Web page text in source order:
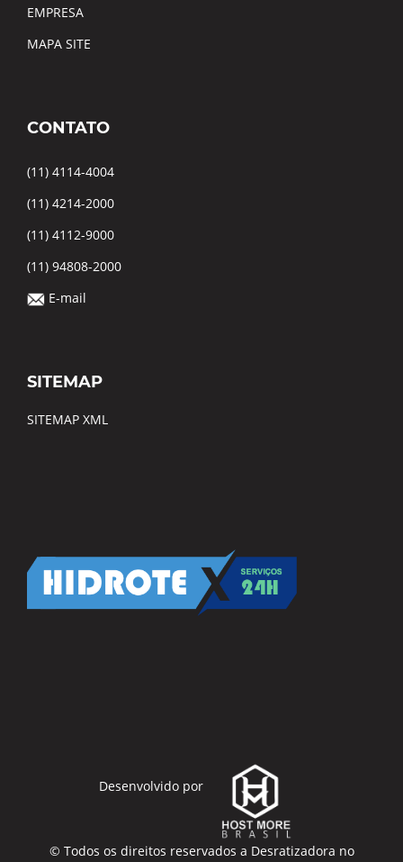
EMPRESA
MAPA SITE
CONTATO
(11) 4114-4004
(11) 4214-2000
(11) 4112-9000
(11) 94808-2000
E-mail
SITEMAP
SITEMAP XML
Desenvolvido por
© Todos os direitos reservados a Desratizadora no